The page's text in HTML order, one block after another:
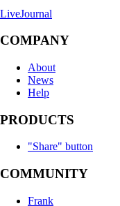
LiveJournal
COMPANY
About
News
Help
PRODUCTS
"Share" button
COMMUNITY
Frank